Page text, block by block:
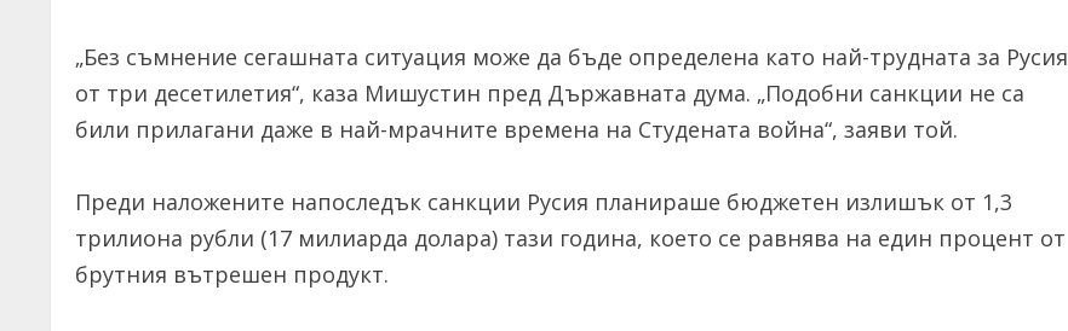
„Без съмнение сегашната ситуация може да бъде определена като най-трудната за Русия
от три десетилетия“, каза Мишустин пред Държавната дума. „Подобни санкции не са
били прилагани даже в най-мрачните времена на Студената война“, заяви той.
Преди наложените напоследък санкции Русия планираше бюджетен излишък от 1,3
трилиона рубли (17 милиарда долара) тази година, което се равнява на един процент от
брутния вътрешен продукт.